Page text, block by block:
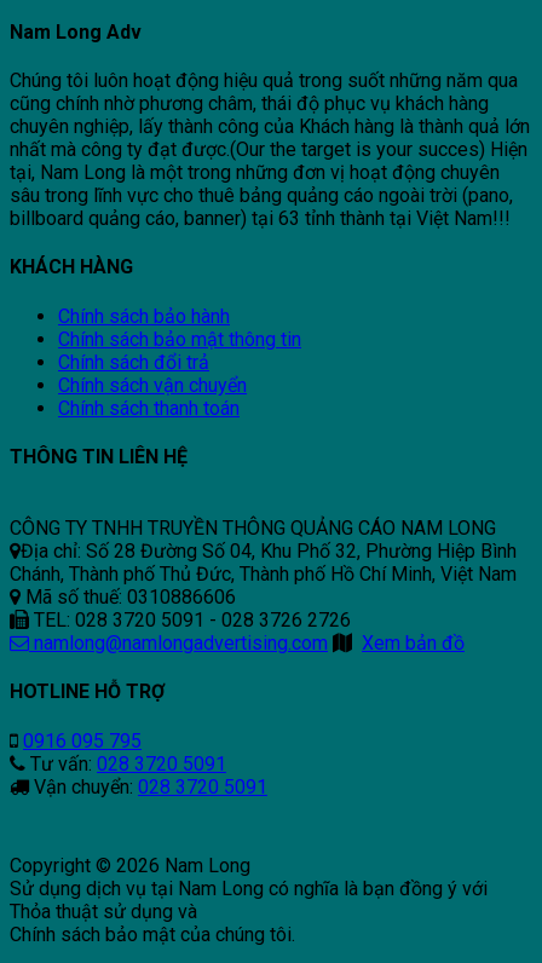
Nam Long Adv
Chúng tôi luôn hoạt động hiệu quả trong suốt những năm qua
cũng chính nhờ phương châm, thái độ phục vụ khách hàng
chuyên nghiệp, lấy thành công của Khách hàng là thành quả lớn
nhất mà công ty đạt được.(Our the target is your succes) Hiện
tại, Nam Long là một trong những đơn vị hoạt động chuyên
sâu trong lĩnh vực cho thuê bảng quảng cáo ngoài trời (pano,
billboard quảng cáo, banner) tại 63 tỉnh thành tại Việt Nam!!!
KHÁCH HÀNG
Chính sách bảo hành
Chính sách bảo mật thông tin
Chính sách đổi trả
Chính sách vận chuyển
Chính sách thanh toán
THÔNG TIN LIÊN HỆ
CÔNG TY TNHH TRUYỀN THÔNG QUẢNG CÁO NAM LONG
Địa chỉ: Số 28 Đường Số 04, Khu Phố 32, Phường Hiệp Bình
Chánh, Thành phố Thủ Đức, Thành phố Hồ Chí Minh, Việt Nam
Mã số thuế: 0310886606
TEL: 028 3720 5091 - 028 3726 2726
namlong@namlongadvertising.com
Xem bản đồ
HOTLINE HỖ TRỢ
0916 095 795
Tư vấn: 028 3720 5091
Vận chuyển: 028 3720 5091
Copyright © 2026 Nam Long
Sử dụng dịch vụ tại Nam Long có nghĩa là bạn đồng ý với
Thỏa thuật sử dụng và
Chính sách bảo mật của chúng tôi.